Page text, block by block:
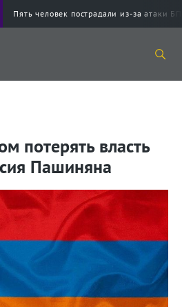
Пять человек пострадали из-за
потерять власть
Пашиняна